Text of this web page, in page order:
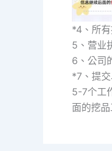
*4、所
5、营业
6、公司
*7、提
5-7个工
面的挖品